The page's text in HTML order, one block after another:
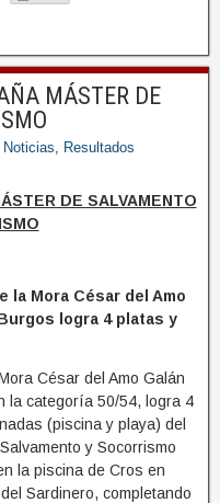
MÁSTER DE
Noticias
Resultados
DE SALVAMENTO
la Mora César del Amo
logra 4 platas y
César del Amo Galán
la categoría 50/54, logra 4
(piscina y playa) del
y Socorrismo
la piscina de Cros en
Sardinero, completando